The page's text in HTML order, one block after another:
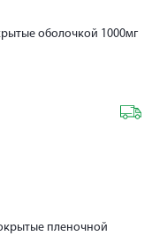
оболочкой 1000мг
пленочной